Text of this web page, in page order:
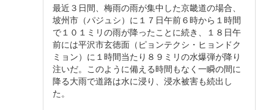
最近３日間、梅雨の雨が集中した京畿道の場合、
坡州市（パジュシ）に１７日午前６時から１時間
で１０１ミリの雨が降ったことに続き、１８日午
前には平沢市玄徳面（ピョンテクシ・ヒョンドク
ミョン）に１時間当たり８９ミリの水爆弾が降り
注いだ。このように備える時間もなく一瞬の間に
降る大雨で道路は水に浸り、浸水被害も続出し
た。